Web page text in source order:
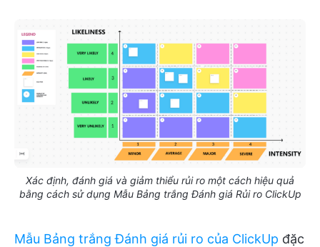
Xác định, đánh giá và giảm thiểu rủi ro một cách hiệu quả
bằng cách sử dụng Mẫu Bảng trắng Đánh giá Rủi ro ClickUp
Mẫu Bảng trắng Đánh giá rủi ro của ClickUp đặc